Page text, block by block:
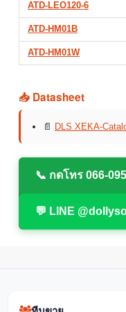
ATD-LEO120-6
ATD-HM01B
ATD-HM01W
📥 Datasheet
📄 DLS XEKA-
📞 กดโทร 066-
💬 LINE